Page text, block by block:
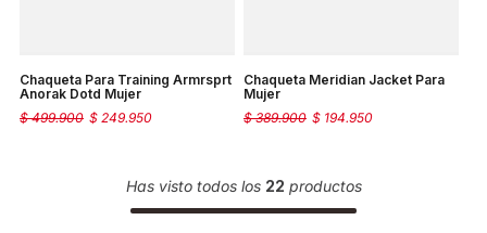
Chaqueta Para Training Armrsprt
Anorak Dotd Mujer
$ 249.950
$ 499.900
Chaqueta Meridian Jacket Para
Mujer
$ 194.950
$ 389.900
Has visto todos los 22 productos